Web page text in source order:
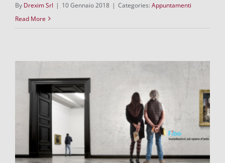
By Drexim Srl | 10 Gennaio 2018 | Categories: Appuntamenti
Read More